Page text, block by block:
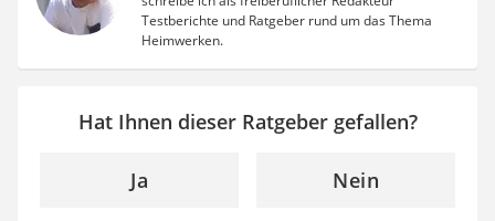
Testberichte und Ratgeber rund um das Thema
Heimwerken.
Hat Ihnen dieser Ratgeber gefallen?
Ja Nein